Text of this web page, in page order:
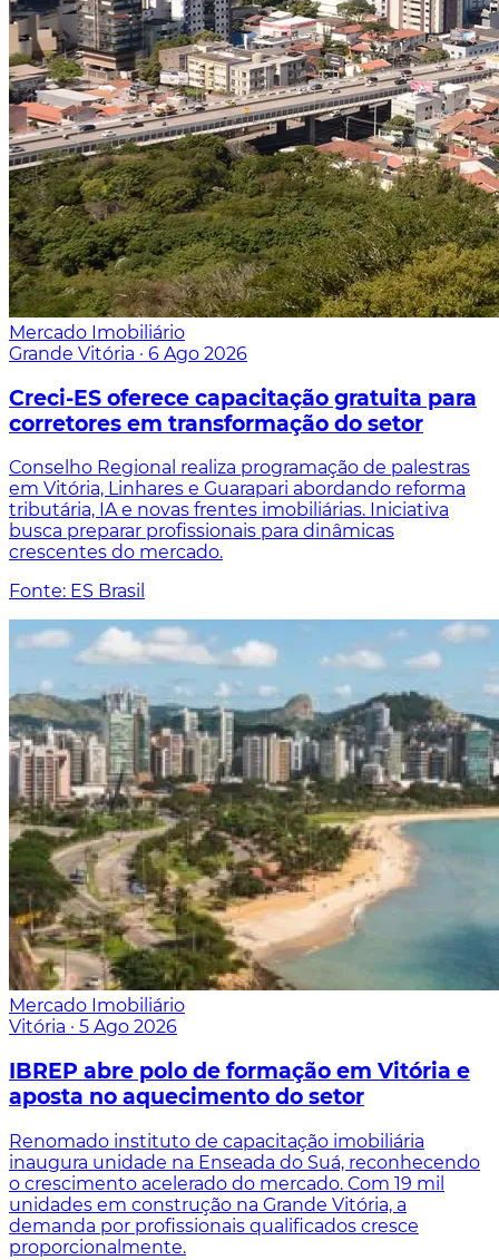
Mercado Imobiliário
Grande Vitória · 6 Ago 2026
Creci-ES oferece capacitação gratuita para
corretores em transformação do setor
Conselho Regional realiza programação de palestras
em Vitória, Linhares e Guarapari abordando reforma
tributária, IA e novas frentes imobiliárias. Iniciativa
busca preparar profissionais para dinâmicas
crescentes do mercado.
Fonte: ES Brasil
Mercado Imobiliário
Vitória · 5 Ago 2026
IBREP abre polo de formação em Vitória e
aposta no aquecimento do setor
Renomado instituto de capacitação imobiliária
inaugura unidade na Enseada do Suá, reconhecendo
o crescimento acelerado do mercado. Com 19 mil
unidades em construção na Grande Vitória, a
demanda por profissionais qualificados cresce
proporcionalmente.